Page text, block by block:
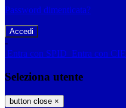
Password dimenticata?
-
Entra con SPID Entra con CIE
Seleziona utente
button close ×